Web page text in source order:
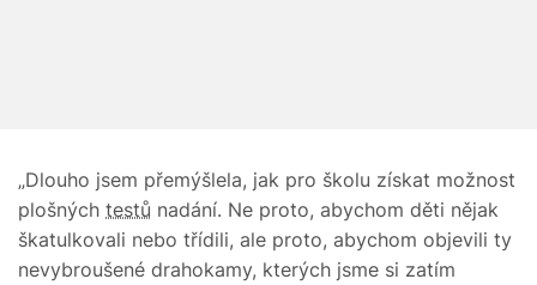
„Dlouho jsem přemýšlela, jak pro školu získat možnost
plošných testů nadání. Ne proto, abychom děti nějak
škatulkovali nebo třídili, ale proto, abychom objevili ty
nevybroušené drahokamy, kterých jsme si zatím